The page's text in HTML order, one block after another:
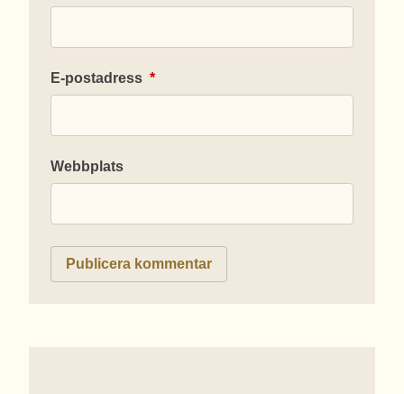
E-postadress *
Webbplats